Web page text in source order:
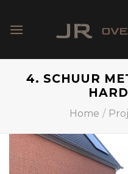
content
4. SCHUUR
Home /